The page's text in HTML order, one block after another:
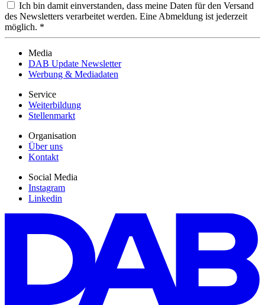
Ich bin damit einverstanden, dass meine Daten für den Versand
des Newsletters verarbeitet werden. Eine Abmeldung ist jederzeit
möglich. *
Media
DAB Update Newsletter
Werbung & Mediadaten
Service
Weiterbildung
Stellenmarkt
Organisation
Über uns
Kontakt
Social Media
Instagram
Linkedin